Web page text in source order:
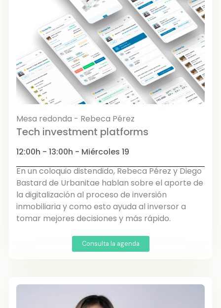
Mesa redonda - Rebeca Pérez
Tech investment platforms
12:00h - 13:00h - Miércoles 19
En un coloquio distendido, Rebeca Pérez y Diego
Bastard de Urbanitae hablan sobre el aporte de
la digitalización al proceso de inversión
inmobiliaria y como esto ayuda al inversor a
tomar mejores decisiones y más rápido.
Consulta la agenda